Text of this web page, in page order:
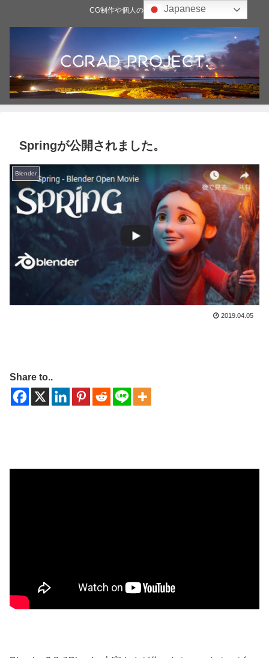
CG制作や個人の雑記ブログ
Springが公開されました。
Blender
2019.04.05
Share to..
Japanese